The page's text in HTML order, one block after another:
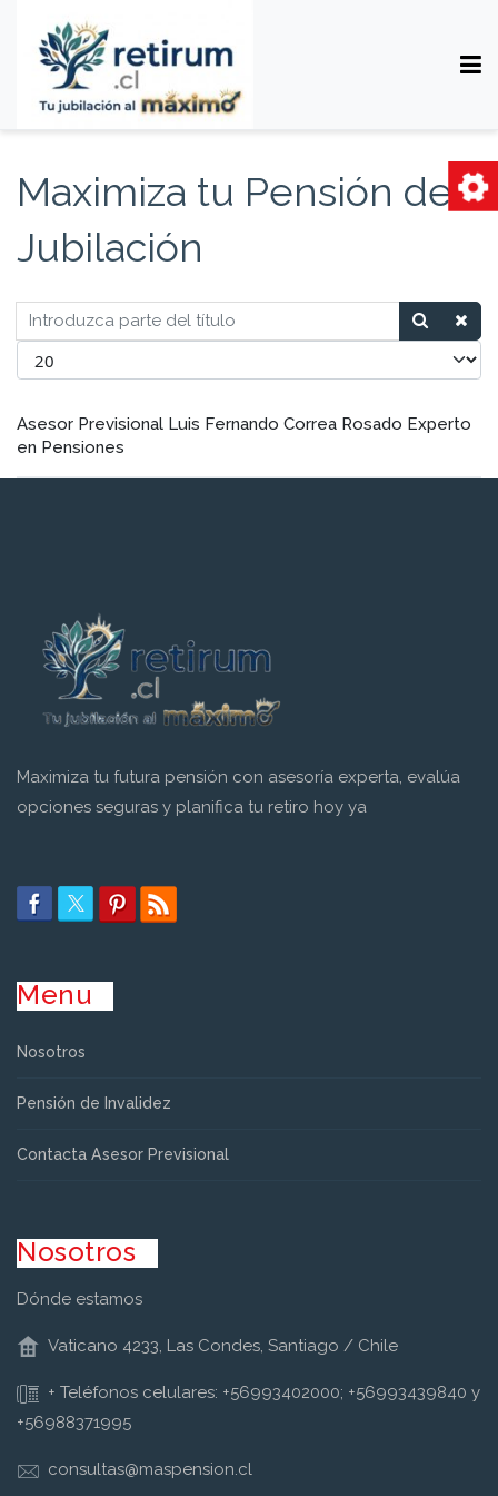
Maximiza tu Pensión de
Jubilación
Introduzca parte del título
Cantidad
Asesor Previsional Luis Fernando Correa Rosado Experto
en Pensiones
Maximiza tu futura pensión con asesoría experta, evalúa
opciones seguras y planifica tu retiro hoy ya
Menu
Nosotros
Pensión de Invalidez
Contacta Asesor Previsional
Nosotros
Dónde estamos
Vaticano 4233, Las Condes, Santiago / Chile
+ Teléfonos celulares: +56993402000; +56993439840 y
+56988371995
consultas@maspension.cl